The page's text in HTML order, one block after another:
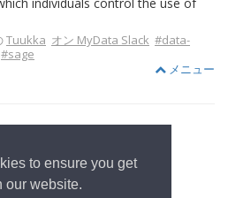
to ensure you get
our website.
Tuukka オン MyData Slack #data-
#sage
メニュー